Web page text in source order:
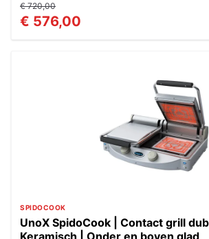
€ 720,00
€ 576,00
SPIDOCOOK
UnoX SpidoCook | Contact grill
Keramisch | Onder en boven glad